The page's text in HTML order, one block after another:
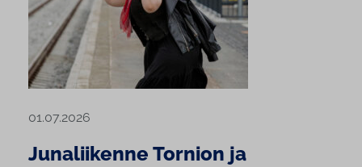
01.07.2026
Junaliikenne Tornion ja